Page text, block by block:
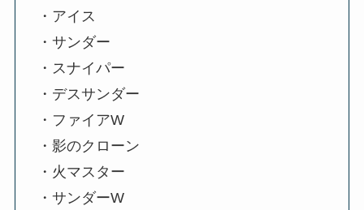
・アイス
・サンダー
・スナイパー
・デスサンダー
・ファイアW
・影のクローン
・火マスター
・サンダーW